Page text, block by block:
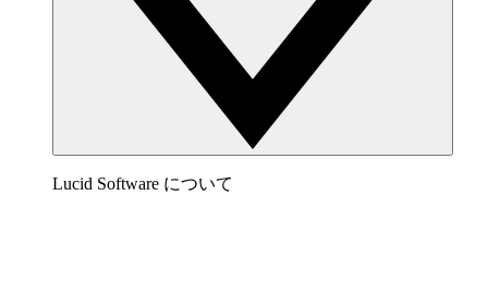
Lucid Software について